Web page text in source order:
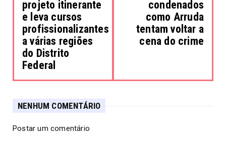
projeto itinerante
e leva cursos
profissionalizantes
a várias regiões
do Distrito
Federal
condenados
como Arruda
tentam voltar a
cena do crime
NENHUM COMENTÁRIO
Postar um comentário